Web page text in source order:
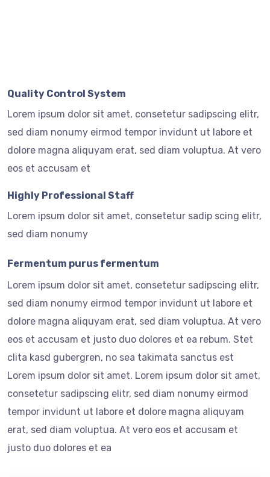
Quality Control System
Lorem ipsum dolor sit amet, consetetur sadipscing elitr,
sed diam nonumy eirmod tempor invidunt ut labore et
dolore magna aliquyam erat, sed diam voluptua. At vero
eos et accusam et
Highly Professional Staff
Lorem ipsum dolor sit amet, consetetur sadip scing elitr,
sed diam nonumy
Fermentum purus fermentum
Lorem ipsum dolor sit amet, consetetur sadipscing elitr,
sed diam nonumy eirmod tempor invidunt ut labore et
dolore magna aliquyam erat, sed diam voluptua. At vero
eos et accusam et justo duo dolores et ea rebum. Stet
clita kasd gubergren, no sea takimata sanctus est
Lorem ipsum dolor sit amet. Lorem ipsum dolor sit amet,
consetetur sadipscing elitr, sed diam nonumy eirmod
tempor invidunt ut labore et dolore magna aliquyam
erat, sed diam voluptua. At vero eos et accusam et
justo duo dolores et ea